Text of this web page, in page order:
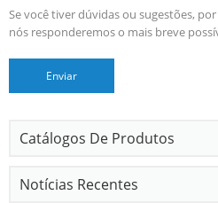
Se você tiver dúvidas ou sugestões,
nós responderemos o mais breve
Catálogos De Produtos
Notícias Recentes